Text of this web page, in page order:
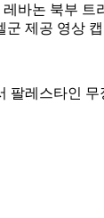
바논 북부
군 제공 영상 캡
팔레스타인